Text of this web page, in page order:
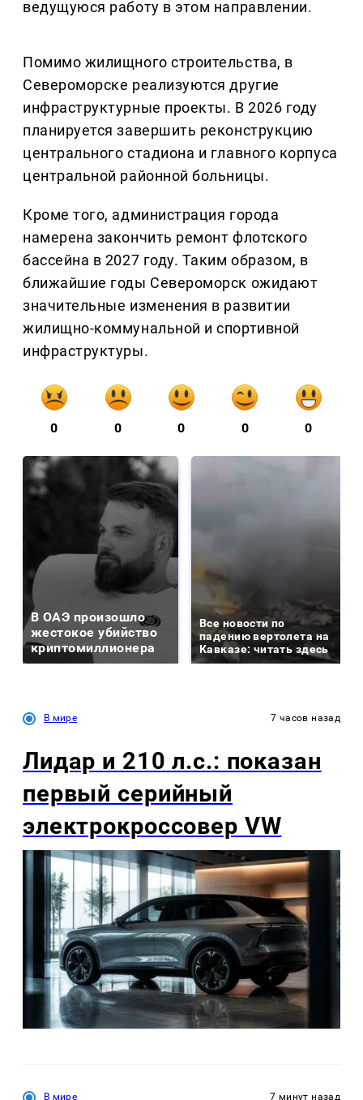
ведущуюся работу в этом направлении.
Помимо жилищного строительства, в
Североморске реализуются другие
инфраструктурные проекты. В 2026 году
планируется завершить реконструкцию
центрального стадиона и главного корпуса
центральной районной больницы.
Кроме того, администрация города
намерена закончить ремонт флотского
бассейна в 2027 году. Таким образом, в
ближайшие годы Североморск ожидают
значительные изменения в развитии
жилищно-коммунальной и спортивной
инфраструктуры.
0 0 0 0 0
В ОАЭ произошло
жестокое убийство
криптомиллионера
Все новости по
падению вертолета на
Кавказе: читать здесь
В мире 7 часов назад
Лидар и 210 л.с.: показан
первый серийный
электрокроссовер VW
В мире 7 минут назад